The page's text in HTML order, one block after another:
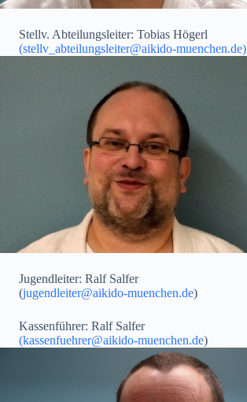
Stellv. Abteilungsleiter: Tobias Högerl
(stellv_abteilungsleiter@aikido-muenchen.de)
Jugendleiter: Ralf Salfer
(jugendleiter@aikido-muenchen.de)
Kassenführer: Ralf Salfer
(kassenfuehrer@aikido-muenchen.de)